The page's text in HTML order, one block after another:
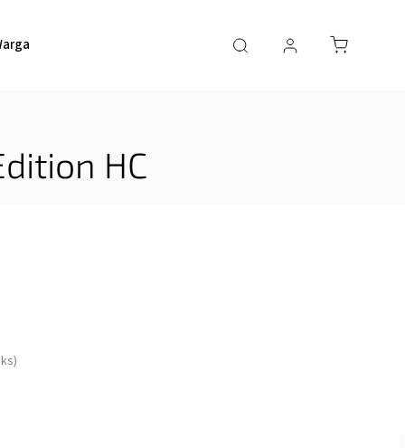
HERO Bodový systém
HC